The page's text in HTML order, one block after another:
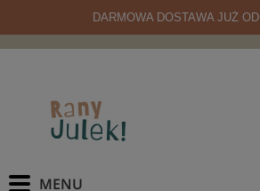
DARMOWA DOSTAWA JUŻ OD